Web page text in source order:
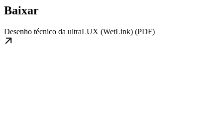
Baixar
Desenho técnico da ultraLUX (WetLink) (PDF)